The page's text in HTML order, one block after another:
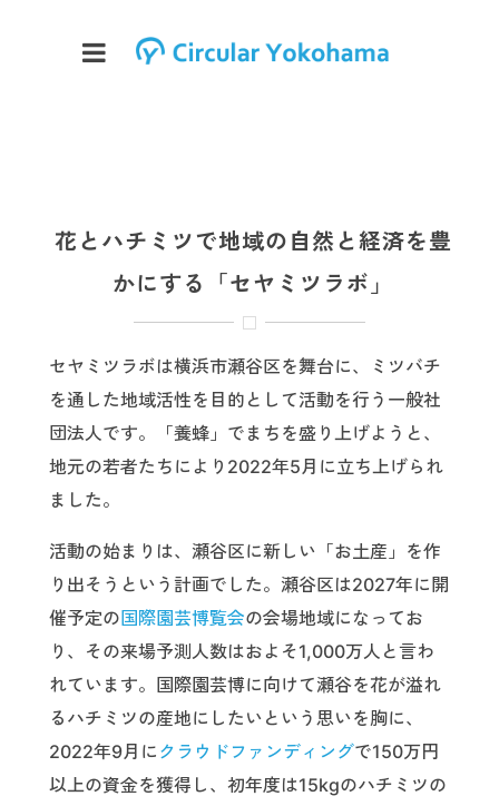
花とハチミツで地域の自然と経済を豊
かにする「セヤミツラボ」
セヤミツラボは横浜市瀬谷区を舞台に、ミツバチ
を通した地域活性を目的として活動を行う一般社
団法人です。「養蜂」でまちを盛り上げようと、
地元の若者たちにより2022年5月に立ち上げられ
ました。
活動の始まりは、瀬谷区に新しい「お土産」を作
り出そうという計画でした。瀬谷区は2027年に開
催予定の 国際園芸博覧会の会場地域になってお
り、その来場予測人数はおよそ1,000万人と言わ
れています。国際園芸博に向けて瀬谷を花が溢れ
るハチミツの産地にしたいという思いを胸に、
2022年9月に クラウドファンディングで150万円
以上の資金を獲得し、初年度は15kgのハチミツの